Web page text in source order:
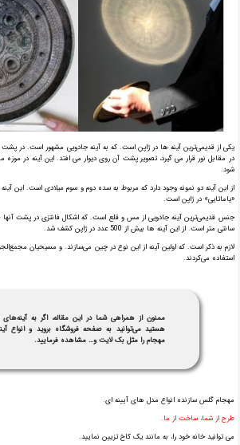
یکی از قدیمی‌ترین آینه ها در ژاپن است. که به آینه جادویی مشهور است. در
در مقابل نور قرار می گیرد، تصویر پشت آن روی دیوار می افتد. این آینه در موزه
شود.
از این آینه دو نمونه وجود دارد که مربوط به سده دوم و سوم میلادی است. این
«یاماتایی» در ژاپن است.
سانتی متر است. از این آینه ها بیش از 500 عدد در ژاپن کشف شد.
لازم به ذکر است. که اولین آینه از این نوع در چین می‌سازند. و مسیحیان
استفاده می‌کردند.
ممنون از همراهی شما در این مقاله، اگر به
هستید می‌توانید به صفحه فروشگاه بروید و انواع
مهجام را مثل بک لایت و… مشاهده فرمایید.
مهجام گلس سازنده انواع مدل های آیینه ای.
طرح از شما، ساخت از ما.
می توانید خانه خود را، به مانند یک کاخ تزیین نمایید.